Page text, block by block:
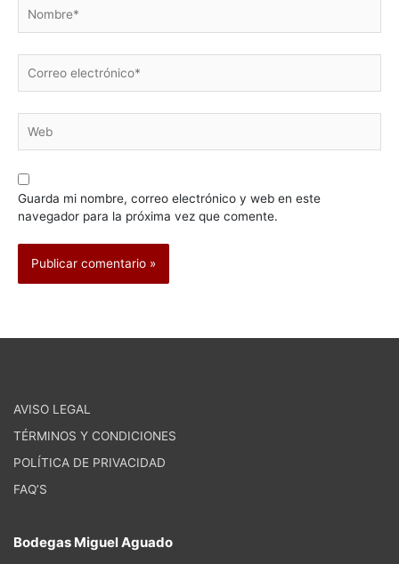
electrónico*
Guarda mi nombre, correo electrónico y web en este
navegador para la próxima vez que comente.
AVISO LEGAL
TÉRMINOS Y CONDICIONES
POLÍTICA DE PRIVACIDAD
FAQ’S
Bodegas Miguel Aguado